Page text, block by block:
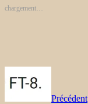
chargement…
Précédent